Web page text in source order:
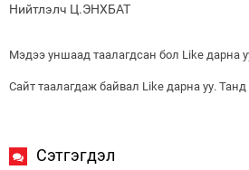
Нийтлэлч Ц.ЭНХБАТ
Мэдээ уншаад таалагдсан бол Like дарна
Сайт таалагдаж байвал Like дарна уу.
Сэтгэгдэл